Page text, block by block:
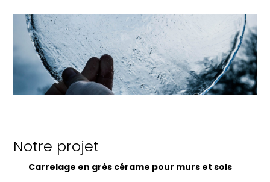
Notre projet
Carrelage en grès cérame pour murs et sols